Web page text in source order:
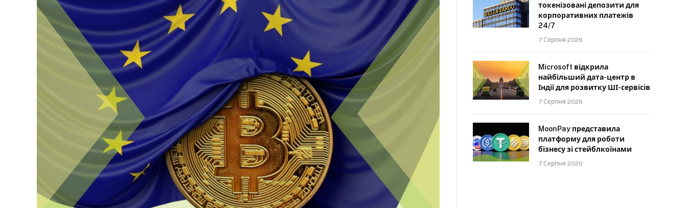
токенізовані депозити для
корпоративних платежів
24/7
7 Серпня 2026
Microsoft відкрила
найбільший дата-центр в
Індії для розвитку ШІ-сервісів
7 Серпня 2026
MoonPay представила
платформу для роботи
бізнесу зі стейблкоїнами
7 Серпня 2026